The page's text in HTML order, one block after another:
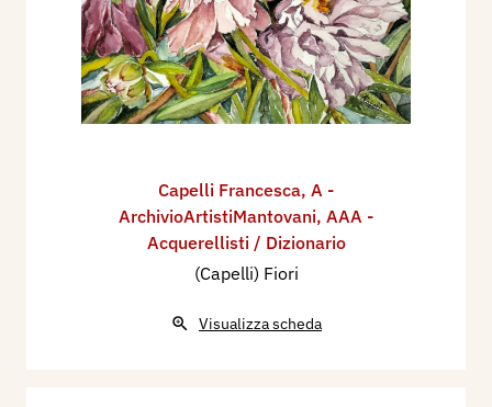
Capelli Francesca, A -
ArchivioArtistiMantovani, AAA -
Acquerellisti / Dizionario
(Capelli) Fiori
Visualizza scheda